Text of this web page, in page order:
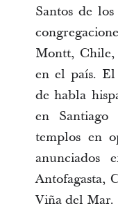
Santos de
Montt, Chile,
en el país.
de habla
en
templos en
anunciados
Antofagasta,
Viña del Mar.